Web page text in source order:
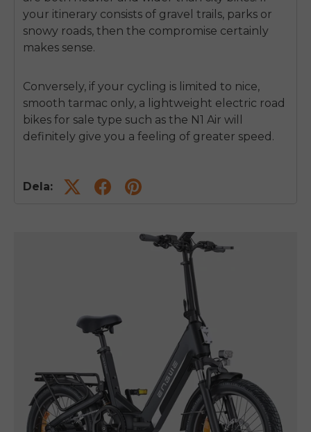
your itinerary consists of gravel trails, parks or
snowy roads, then the compromise certainly
makes sense.
Conversely, if your cycling is limited to nice,
smooth tarmac only, a lightweight electric road
bikes for sale type such as the N1 Air will
definitely give you a feeling of greater speed.
Dela: